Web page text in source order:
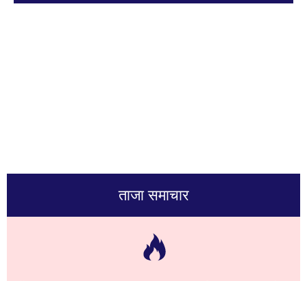
ताजा समाचार